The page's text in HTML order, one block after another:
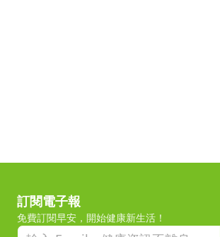
訂閱電子報
免費訂閱早安，開始健康新生活！